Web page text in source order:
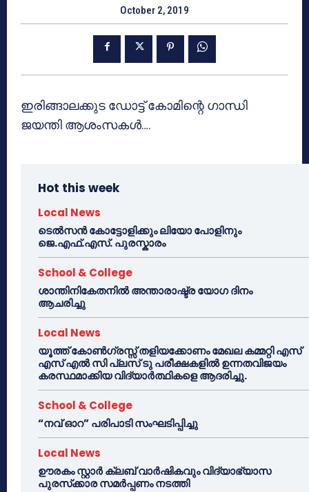
October 2, 2019
ഇരിങ്ങാലക്കുട ഡോട്ട് കോമിന്റെ ഗാന്ധി
ജയന്തി ആശംസകള്‍….
Hot this week
Local News
ടെൽസൻ കോട്ടോളിക്കും ലിയോ പോളിനും
ജെ.എഫ്.എസ്. പുരസ്കാരം
School & College
ശാന്തിനികേതനിൽ അന്താരാഷ്ട്ര യോഗ ദിനം
ആചരിച്ചു
Local News
യൂത്ത് കോൺഗ്രസ്സ് തളിയക്കോണം മേഖല കമ്മറ്റി എസ്
എസ് എൽ സി പ്ലസ് ടു പരീക്ഷകളിൽ ഉന്നതവിജയം
കരസ്ഥമാക്കിയ വിദ്യാർത്ഥികളെ ആദരിച്ചു.
School & College
“നവ് ഓറ” പരിപാടി സംഘടിപ്പിച്ചു
Local News
ഊരകം സ്റ്റാർ ക്ലബ് വാർഷികവും വിദ്യാഭ്യാസ
പുരസ്‌ക്കാര സമർപ്പണം നടത്തി